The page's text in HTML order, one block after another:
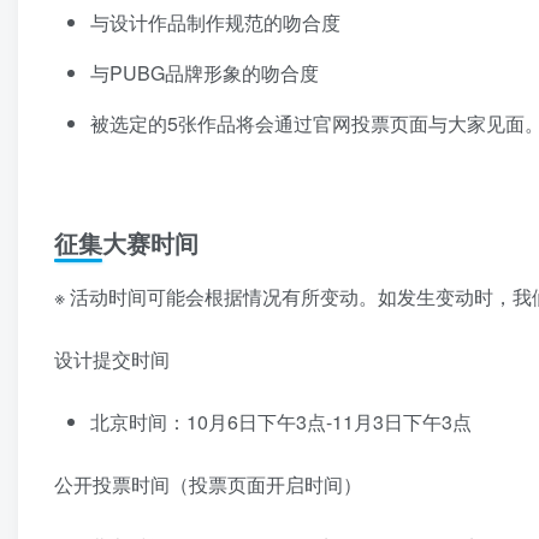
与设计作品制作规范的吻合度
与PUBG品牌形象的吻合度
被选定的5张作品将会通过官网投票页面与大家见面。
征集大赛时间
※ 活动时间可能会根据情况有所变动。如发生变动时，我
设计提交时间
北京时间：10月6日下午3点-11月3日下午3点
公开投票时间（投票页面开启时间）